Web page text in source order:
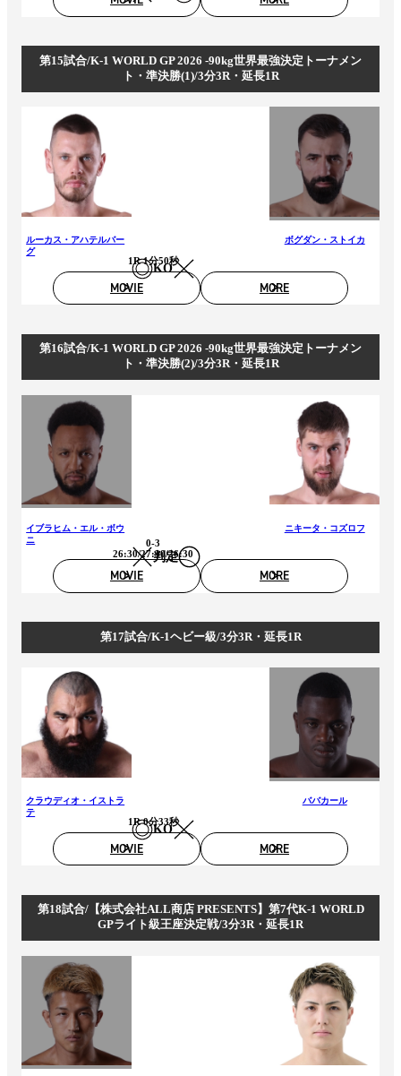
第15試合/K-1 WORLD GP 2026 -90kg世界最強決定トーナメン
ト・準決勝(1)/3分3R・延長1R
ルーカス・アハテルバー
グ
KO
1R 1分50秒
ボグダン・ストイカ
MOVIE MORE
第16試合/K-1 WORLD GP 2026 -90kg世界最強決定トーナメン
ト・準決勝(2)/3分3R・延長1R
イブラヒム・エル・ボウ
ニ
判定
0-3
26:30/27:30/26:30
ニキータ・コズロフ
MOVIE MORE
第17試合/K-1ヘビー級/3分3R・延長1R
クラウディオ・イストラ
テ
KO
1R 0分33秒
ババカール
MOVIE MORE
第18試合/【株式会社ALL商店 PRESENTS】第7代K-1 WORLD
GPライト級王座決定戦/3分3R・延長1R